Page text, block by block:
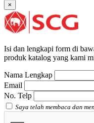
Plug SCG AW
Shinkolite
Atap Akrilik
×
Isi dan lengkapi form di
produk katalog yang kami
Nama Lengkap
Email
No. Telp
Saya telah membaca dan